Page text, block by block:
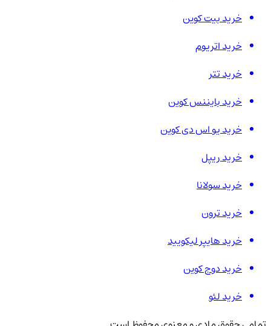
خرید بیت کوین
خرید اتریوم
خرید تتر
خرید بایننس کوین
خرید یو اس دی کوین
خرید ریپل
خرید سولانا
خرید ترون
خرید هایپر لیکویید
خرید دوج کوین
خرید لئو